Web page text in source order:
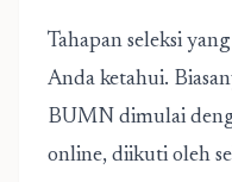
Tahapan seleksi
Anda ketahui.
BUMN dimulai
online, diikuti oleh